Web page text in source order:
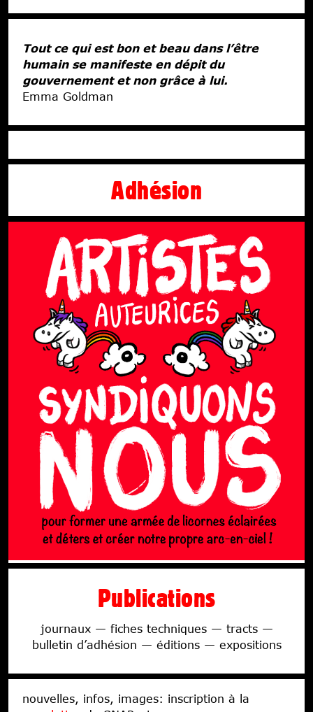
Tout ce qui est bon et beau dans l’être
humain se manifeste en dépit du
gouvernement et non grâce à lui.
Emma Goldman
Adhésion
Publications
journaux — fiches techniques — tracts —
bulletin d’adhésion — éditions — expositions
nouvelles, infos, images: inscription à la